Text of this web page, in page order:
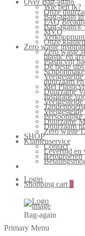
Over Bag-again
Wie ben ik?
Onze
Bag-again
FAQ
Bag-again®
MVO
Onze klanten
Zero waste
Zero waste
plastic en
Plasticvrij
De beste
duurzaam
Mei
Duurzame
Inspiratie
Persoonlijke
Duurzame
Duurzaam
Zero waste
SHOP
Klantenservice
Contact
Levertijd en
Retourneren
Login
Shopping cart 0
Bag-again
Primary Menu